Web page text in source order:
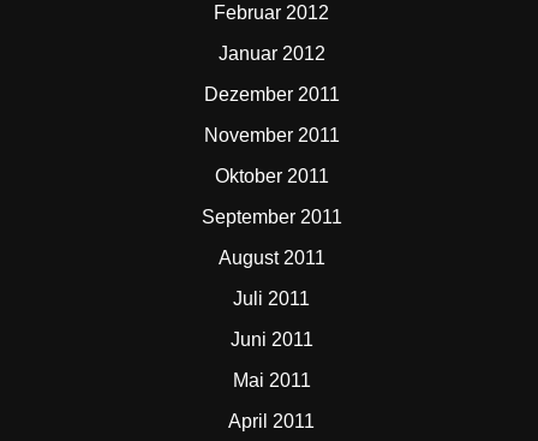
Februar 2012
Januar 2012
Dezember 2011
November 2011
Oktober 2011
September 2011
August 2011
Juli 2011
Juni 2011
Mai 2011
April 2011